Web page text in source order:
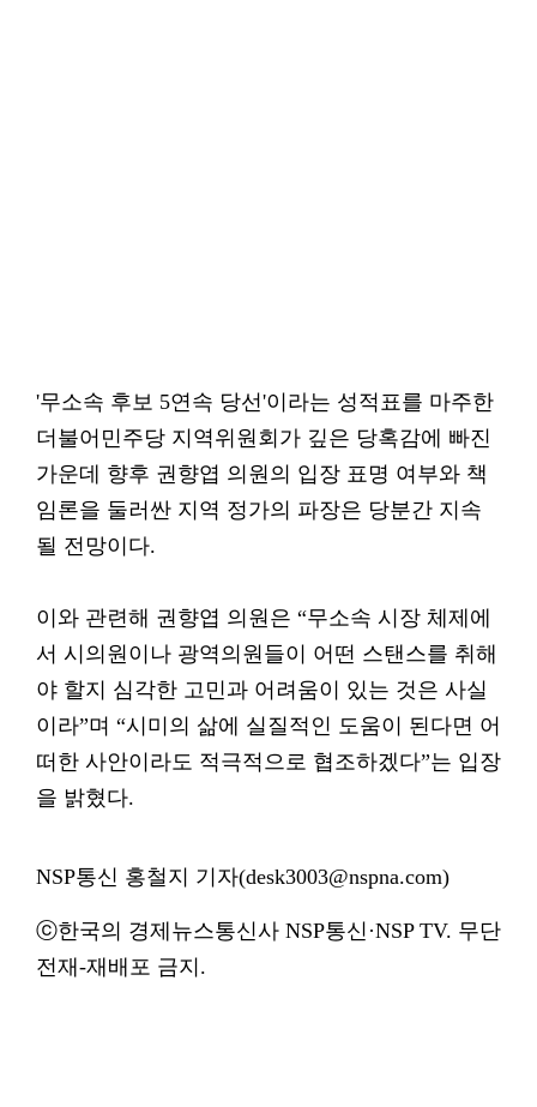
'무소속 후보 5연속 당선'이라는 성적표를 마주한
더불어민주당 지역위원회가 깊은 당혹감에 빠진
가운데 향후 권향엽 의원의 입장 표명 여부와 책
임론을 둘러싼 지역 정가의 파장은 당분간 지속
될 전망이다.
이와 관련해 권향엽 의원은 “무소속 시장 체제에
서 시의원이나 광역의원들이 어떤 스탠스를 취해
야 할지 심각한 고민과 어려움이 있는 것은 사실
이라”며 “시미의 삶에 실질적인 도움이 된다면 어
떠한 사안이라도 적극적으로 협조하겠다”는 입장
을 밝혔다.
NSP통신 홍철지 기자(desk3003@nspna.com)
ⓒ한국의 경제뉴스통신사 NSP통신·NSP TV. 무단
전재-재배포 금지.